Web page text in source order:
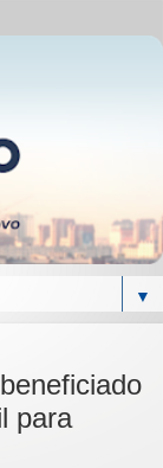
▼
para